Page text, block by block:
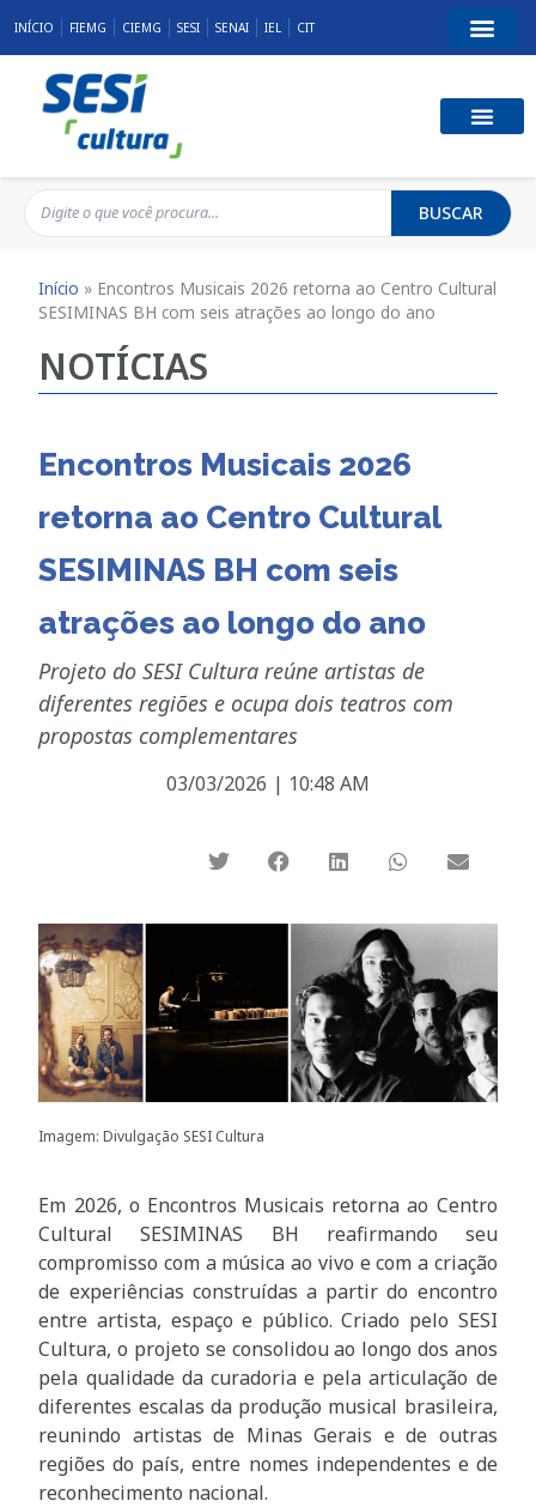
INÍCIO FIEMG CIEMG SESI SENAI IEL CIT
BUSCAR
Início » Encontros Musicais 2026 retorna ao Centro Cultural
SESIMINAS BH com seis atrações ao longo do ano
NOTÍCIAS
Encontros Musicais 2026
retorna ao Centro Cultural
SESIMINAS BH com seis
atrações ao longo do ano
Projeto do SESI Cultura reúne artistas de
diferentes regiões e ocupa dois teatros com
propostas complementares
03/03/2026 | 10:48 AM
Imagem: Divulgação SESI Cultura
Em 2026, o Encontros Musicais retorna ao Centro
Cultural SESIMINAS BH reafirmando seu
compromisso com a música ao vivo e com a criação
de experiências construídas a partir do encontro
entre artista, espaço e público. Criado pelo SESI
Cultura, o projeto se consolidou ao longo dos anos
pela qualidade da curadoria e pela articulação de
diferentes escalas da produção musical brasileira,
reunindo artistas de Minas Gerais e de outras
regiões do país, entre nomes independentes e de
reconhecimento nacional.